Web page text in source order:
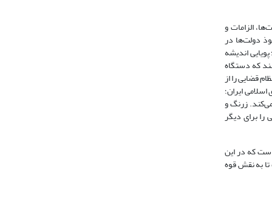
است. یاری و همکاران (1399) در پژوهش «ضرورت‌ها، الزامات و
دولت‌ها در
قضایی و امنیت ملی؛ پویایی اندیشه
که دستگاه
در نظام قضایی را از
پژوهش «کارآمدی نظام جمهوری اسلامی ایران؛
زرنگ و
را برای دیگر
که در این
به نقش قوه